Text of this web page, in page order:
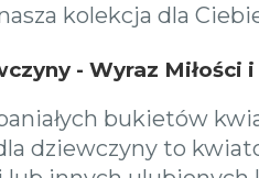
kolekcja dla
- Wyraz Miłości i
bukietów
dziewczyny to